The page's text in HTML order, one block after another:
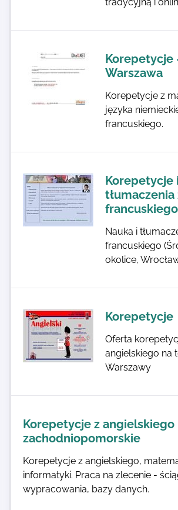
Korepetycje
Warszawa
Korepetycje z
języka
francuskiego.
Korepetycje i
tłumaczenia
francuskiego
Nauka i
francuskiego
okolice,
Korepetycje
Oferta
angielskiego na
Warszawy
Korepetycje z angielskiego
zachodniopomorskie
Korepetycje z angielskiego,
informatyki. Praca na zlecenie -
wypracowania, bazy danych.